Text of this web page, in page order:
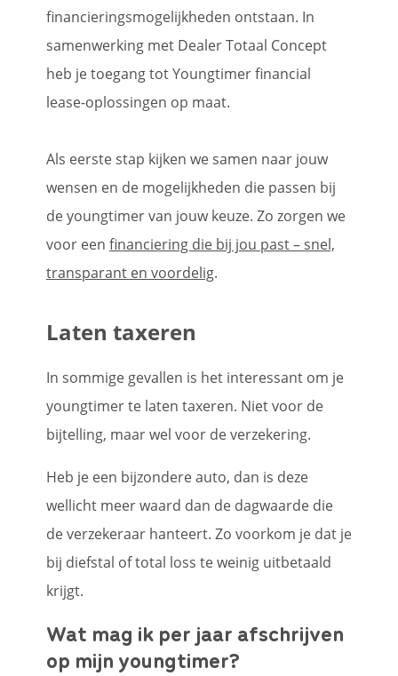
financieringsmogelijkheden ontstaan. In
samenwerking met Dealer Totaal Concept
heb je toegang tot Youngtimer financial
lease-oplossingen op maat.
Als eerste stap kijken we samen naar jouw
wensen en de mogelijkheden die passen bij
de youngtimer van jouw keuze. Zo zorgen we
voor een financiering die bij jou past – snel,
transparant en voordelig.
Laten taxeren
In sommige gevallen is het interessant om je
youngtimer te laten taxeren. Niet voor de
bijtelling, maar wel voor de verzekering.
Heb je een bijzondere auto, dan is deze
wellicht meer waard dan de dagwaarde die
de verzekeraar hanteert. Zo voorkom je dat je
bij diefstal of total loss te weinig uitbetaald
krijgt.
Wat mag ik per jaar afschrijven
op mijn youngtimer?